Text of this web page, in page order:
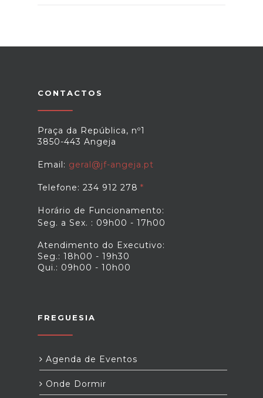
CONTACTOS
Praça da República, nº1
3850-443 Angeja
Email: geral@jf-angeja.pt
Telefone: 234 912 278
Horário de Funcionamento:
Seg. a Sex. : 09h00 - 17h00
Atendimento do Executivo:
Seg.: 18h00 - 19h30
Qui.: 09h00 - 10h00
FREGUESIA
Agenda de Eventos
Onde Dormir